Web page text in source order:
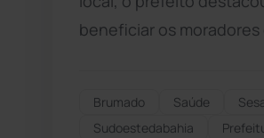
beneficiar os moradores
Brumado Saúde
Sudoestedabahia